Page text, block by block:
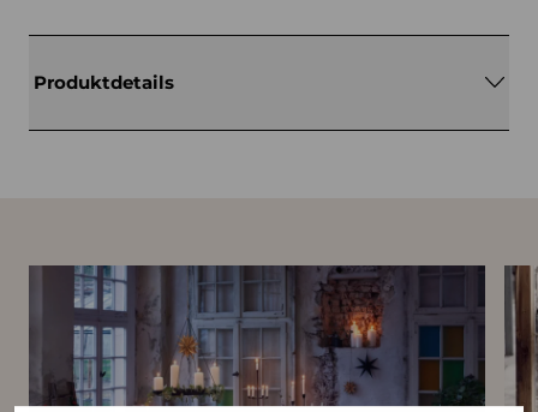
Produktdetails